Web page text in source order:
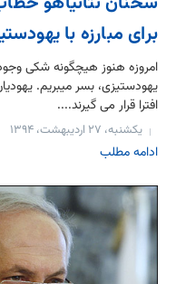
برای مبارزه با
امروزه هنوز هیچگونه شکی
یهودستیزی، بسر میبریم.
افترا قرار می گیرند....
یکشنبه، ۲۷ اردیبهشت، ۱۳۹۴
ادامه مطلب